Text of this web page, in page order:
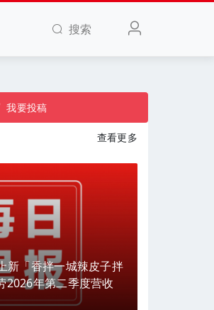
搜索
我要投稿
查看更多
新「香拌一城辣皮子拌
2026年第二季度营收